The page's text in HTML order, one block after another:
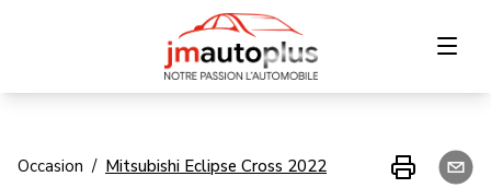
Accueil
Occasion / Mitsubishi Eclipse Cross 2022